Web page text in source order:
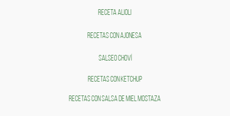
RECETA ALIOLI
RECETAS CON AJONESA
SALSEO CHOVÍ
RECETAS CON KETCHUP
RECETAS CON SALSA DE MIEL MOSTAZA